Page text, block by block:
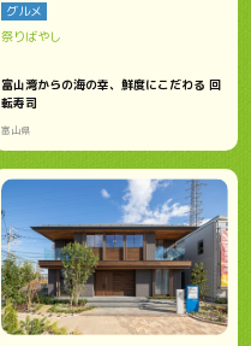
グルメ
祭りばやし
富山湾からの海の幸、鮮度にこだわる 回
転寿司
富山県